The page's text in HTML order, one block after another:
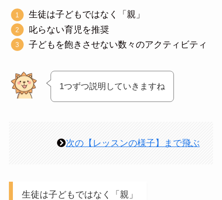
生徒は子どもではなく「親」
叱らない育児を推奨
子どもを飽きさせない数々のアクティビティ
1つずつ説明していきますね
次の【レッスンの様子】まで飛ぶ
生徒は子どもではなく「親」